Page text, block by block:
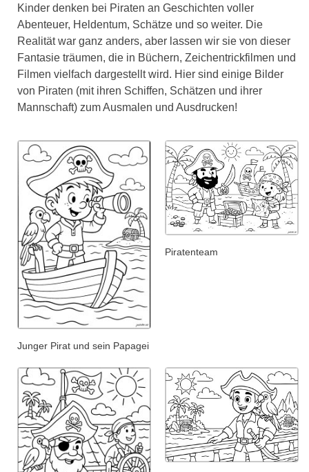
Kinder denken bei Piraten an Geschichten voller
Abenteuer, Heldentum, Schätze und so weiter. Die
Realität war ganz anders, aber lassen wir sie von dieser
Fantasie träumen, die in Büchern, Zeichentrickfilmen und
Filmen vielfach dargestellt wird. Hier sind einige Bilder
von Piraten (mit ihren Schiffen, Schätzen und ihrer
Mannschaft) zum Ausmalen und Ausdrucken!
Junger Pirat und sein Papagei
Piratenteam